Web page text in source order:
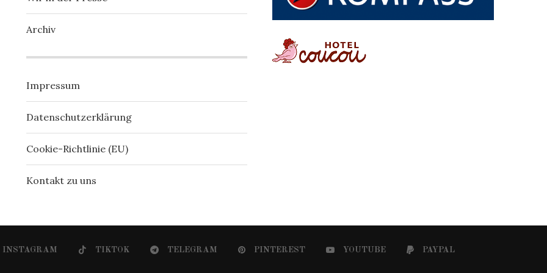
Archiv
Impressum
Datenschutzerklärung
Cookie-Richtlinie (EU)
Kontakt zu uns
INSTAGRAM TIKTOK TELEGRAM PINTEREST YOUTUBE PAYPAL